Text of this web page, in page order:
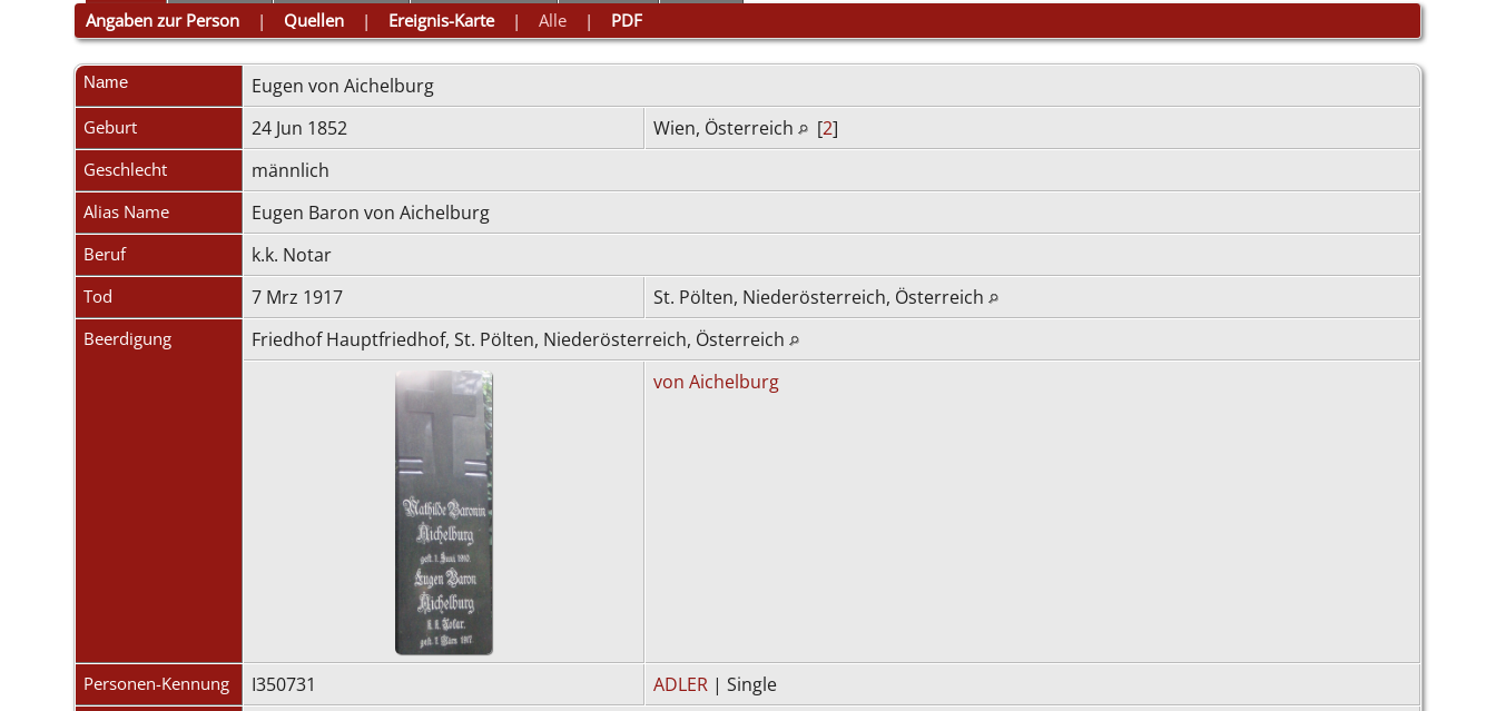
Angaben zur Person | Quellen | Ereignis-Karte|Alle | PDF
Name Eugen von Aichelburg
Geburt 24 Jun 1852 Wien, Österreich [2]
Geschlecht männlich
Alias Name Eugen Baron von Aichelburg
Beruf k.k. Notar
Tod 7 Mrz 1917 St. Pölten, Niederösterreich, Österreich
Beerdigung
Friedhof Hauptfriedhof, St. Pölten, Niederösterreich, Österreich
von Aichelburg
Personen-Kennung I350731 ADLER | Single